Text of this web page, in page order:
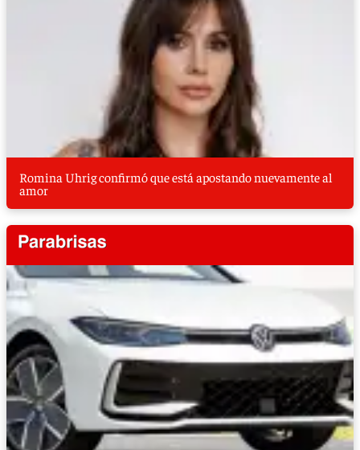
Romina Uhrig confirmó que está apostando nuevamente al
amor